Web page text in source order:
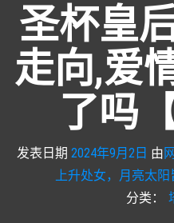
圣杯皇
走向,爱
了吗
发表日期 2024年9月2日 由
上升处女，月亮太
分类：